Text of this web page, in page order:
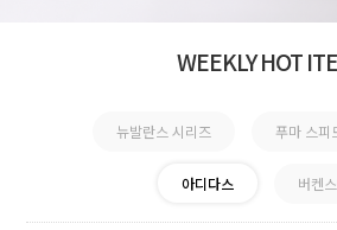
WEEKLY HOT
뉴발란스 시리즈 푸마 스피
아디다스 버켄